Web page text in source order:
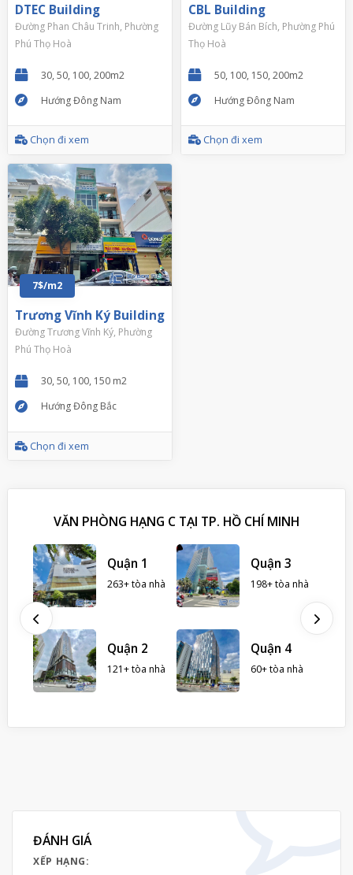
DTEC Building
Đường Phan Châu Trinh, Phường
Phú Thọ Hoà
30, 50, 100, 200m2
Hướng Đông Nam
Chọn đi xem
CBL Building
Đường Lũy Bán Bích, Phường Phú
Thọ Hoà
50, 100, 150, 200m2
Hướng Đông Nam
Chọn đi xem
7$/m2
Trương Vĩnh Ký Building
Đường Trương Vĩnh Ký, Phường
Phú Thọ Hoà
30, 50, 100, 150 m2
Hướng Đông Bắc
Chọn đi xem
VĂN PHÒNG HẠNG C TẠI TP. HỒ CHÍ MINH
Quận 1
263+ tòa nhà
Quận 2
121+ tòa nhà
Quận 3
198+ tòa nhà
Quận 4
60+ tòa nhà
ĐÁNH GIÁ
XẾP HẠNG: